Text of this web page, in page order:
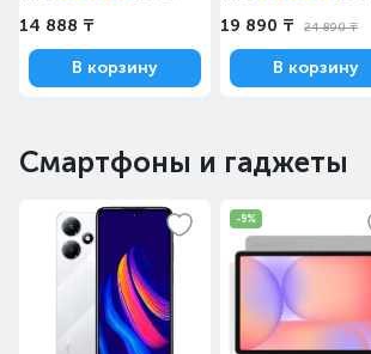
Аккумулятор
Аккумулятор
мА·ч с
эксклюзивной
системой
энергопотребления
помогает
14 888 ₸
В корзину
19 890 ₸ 24 890 ₸
В корзину
Смартфоны и гаджеты
-9%